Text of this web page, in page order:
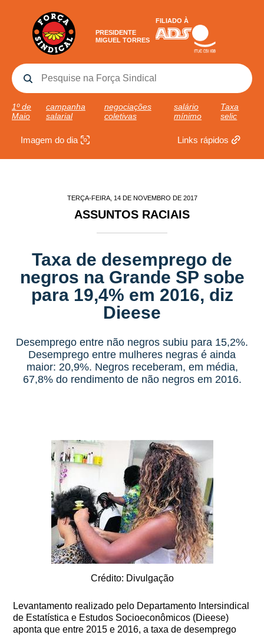
PRESIDENTE
MIGUEL TORRES
FILIADO À
1º de
Maio
campanha
salarial
negociações
coletivas
salário
mínimo
Taxa
selic
Imagem do dia Links rápidos
TERÇA-FEIRA, 14 DE NOVEMBRO DE 2017
ASSUNTOS RACIAIS
Taxa de desemprego de
negros na Grande SP sobe
para 19,4% em 2016, diz
Dieese
Desemprego entre não negros subiu para 15,2%.
Desemprego entre mulheres negras é ainda
maior: 20,9%. Negros receberam, em média,
67,8% do rendimento de não negros em 2016.
Crédito: Divulgação
Levantamento realizado pelo Departamento Intersindical
de Estatística e Estudos Socioeconômicos (Dieese)
aponta que entre 2015 e 2016, a taxa de desemprego